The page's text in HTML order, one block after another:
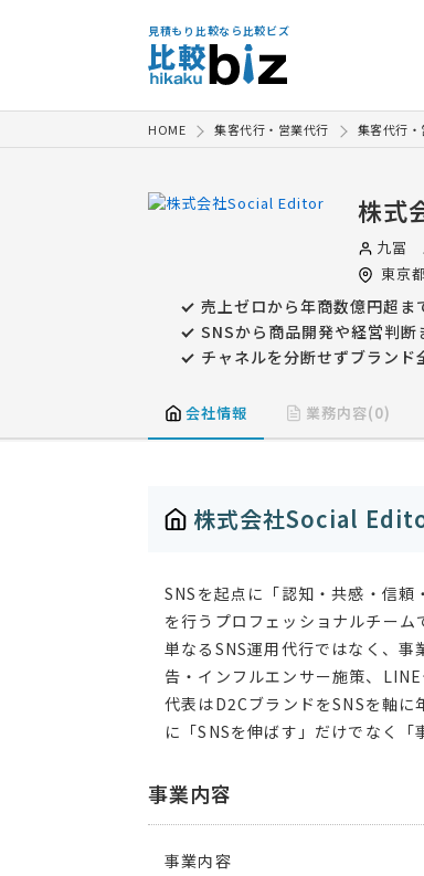
見積もり比較なら比較ビズ
HOME 集客代行・営業代行 集客代行
株式
九冨
東京都
売上ゼロから年商数億円超ま
SNSから商品開発や経営判
チャネルを分断せずブラン
会社情報
業務内容(0)
株式会社Social
SNSを起点に「認知・共感・信
を行うプロフェッショナルチーム
単なるSNS運用代行ではなく、
告・インフルエンサー施策、
代表はD2CブランドをSNSを軸
に「SNSを伸ばす」だけでなく「
事業内容
事業内容